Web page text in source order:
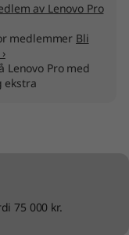
av Lenovo Pro
medlemmer Bli
Lenovo Pro med
ekstra
75 000 kr.